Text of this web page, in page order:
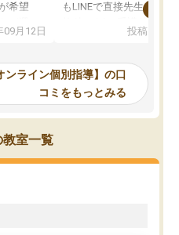
希望
ど選ぶ
良いか
きま
方で決
語帳の
れる形
09月12日
もLINEで直接先生に質問
めれるので、個人に合
いなのがあり(有料)、受
ことをどんなスケジュー
くか相談したのですが、
ち期待したものではなく
くなってきたようなので
投稿日：
ンライン個別指導】の口
コミをもっとみる
教室一覧